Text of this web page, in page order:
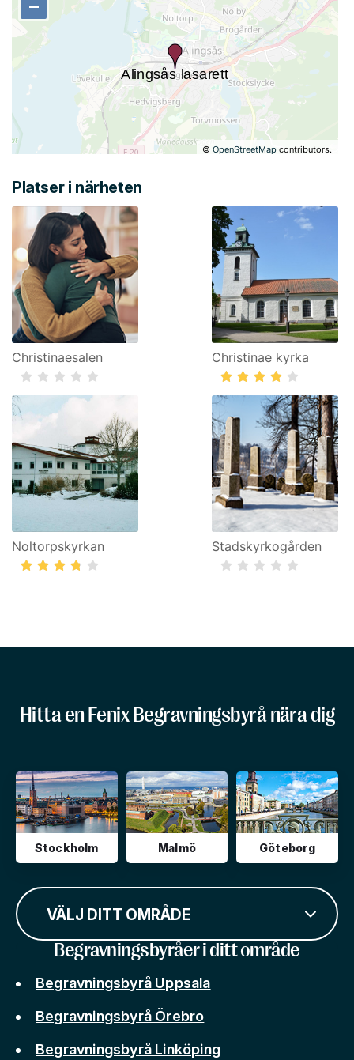
−
©OpenStreetMap contributors.
−
Platser i närheten
Christinaesalen Christinae kyrka
Noltorpskyrkan Stadskyrkogården
Hitta en Fenix Begravningsbyrå nära dig
Stockholm Malmö Göteborg
VÄLJ DITT OMRÅDE
Begravningsbyråer i ditt område
Begravningsbyrå Uppsala
Begravningsbyrå Örebro
Begravningsbyrå Linköping